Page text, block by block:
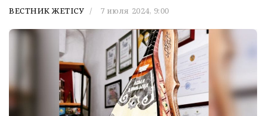
ВЕСТНИК ЖЕТІСУ 7 июля 2024, 9:00